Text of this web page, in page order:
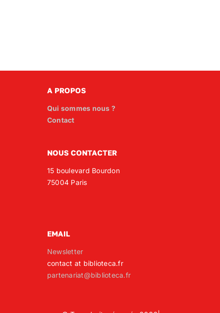
A PROPOS
Qui sommes nous ?
Contact
NOUS CONTACTER
15 boulevard Bourdon
75004 Paris
EMAIL
Newsletter
contact at biblioteca.fr
partenariat@biblioteca.fr